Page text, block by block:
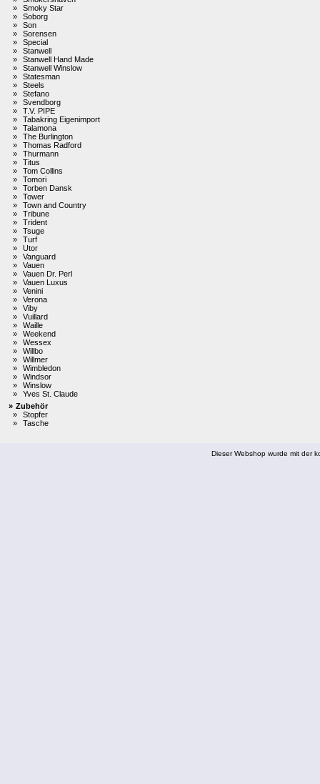
»
Smoky Star
»
Soborg
»
Son
»
Sorensen
»
Special
»
Stanwell
»
Stanwell Hand Made
»
Stanwell Winslow
»
Statesman
»
Steels
»
Stefano
»
Svendborg
»
T.V. PIPE
»
Tabakring Eigenimport
»
Talamona
»
The Burlington
»
Thomas Radford
»
Thurmann
»
Titus
»
Tom Collins
»
Tomori
»
Torben Dansk
»
Tower
»
Town and Country
»
Tribune
»
Trident
»
Tsuge
»
Turf
»
Utor
»
Vanguard
»
Vauen
»
Vauen Dr. Perl
»
Vauen Luxus
»
Venini
»
Verona
»
Viby
»
Vuillard
»
Waille
»
Weekend
»
Wessex
»
Willbo
»
Willmer
»
Wimbledon
»
Windsor
»
Winslow
»
Yves St. Claude
» Zubehör
»
Stopfer
»
Tasche
Dieser Webshop wurde mit der